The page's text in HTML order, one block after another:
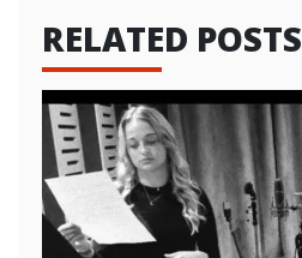
RELATED POSTS